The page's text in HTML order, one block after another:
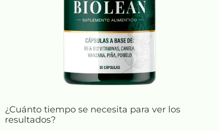
¿Cuánto tiempo se necesita para ver los
resultados?